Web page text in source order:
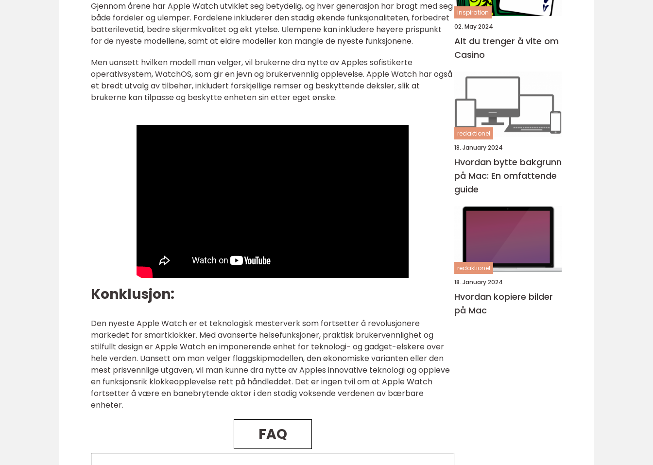
Gjennom årene har Apple Watch utviklet seg betydelig, og hver generasjon har bragt med seg
både fordeler og ulemper. Fordelene inkluderer den stadig økende funksjonaliteten, forbedret
batterilevetid, bedre skjermkvalitet og økt ytelse. Ulempene kan inkludere høyere prispunkt
for de nyeste modellene, samt at eldre modeller kan mangle de nyeste funksjonene.
Men uansett hvilken modell man velger, vil brukerne dra nytte av Apples sofistikerte
operativsystem, WatchOS, som gir en jevn og brukervennlig opplevelse. Apple Watch har også
et bredt utvalg av tilbehør, inkludert forskjellige remser og beskyttende deksler, slik at
brukerne kan tilpasse og beskytte enheten sin etter eget ønske.
Konklusjon:
Den nyeste Apple Watch er et teknologisk mesterverk som fortsetter å revolusjonere
markedet for smartklokker. Med avanserte helsefunksjoner, praktisk brukervennlighet og
stilfullt design er Apple Watch en imponerende enhet for teknologi- og gadget-elskere over
hele verden. Uansett om man velger flaggskipmodellen, den økonomiske varianten eller den
mest prisvennlige utgaven, vil man kunne dra nytte av Apples innovative teknologi og oppleve
en funksjonsrik klokkeopplevelse rett på håndleddet. Det er ingen tvil om at Apple Watch
fortsetter å være en banebrytende aktør i den stadig voksende verdenen av bærbare
enheter.
FAQ
inspiration
02. May 2024
Alt du trenger å vite om
Casino
redaktionel
18. January 2024
Hvordan bytte bakgrunn
på Mac: En omfattende
guide
redaktionel
18. January 2024
Hvordan kopiere bilder
på Mac